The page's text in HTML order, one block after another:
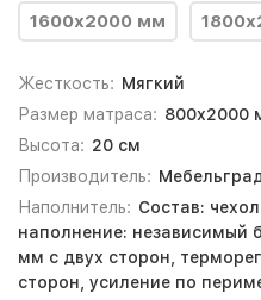
1600х2000 мм
Жесткость: Мягкий
Размер матраса: 800х2000
Высота: 20 см
Производитель:
Наполнитель: Состав:
наполнение: независимый
мм с двух сторон,
сторон, усиление по